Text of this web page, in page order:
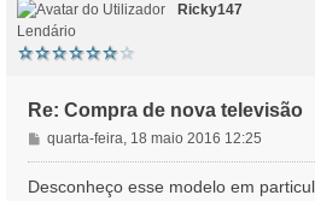
Ricky147
Lendário
Re: Compra de nova televisão
M
e
n
quarta-feira, 18 maio 2016 12:25
Desconheço esse modelo em